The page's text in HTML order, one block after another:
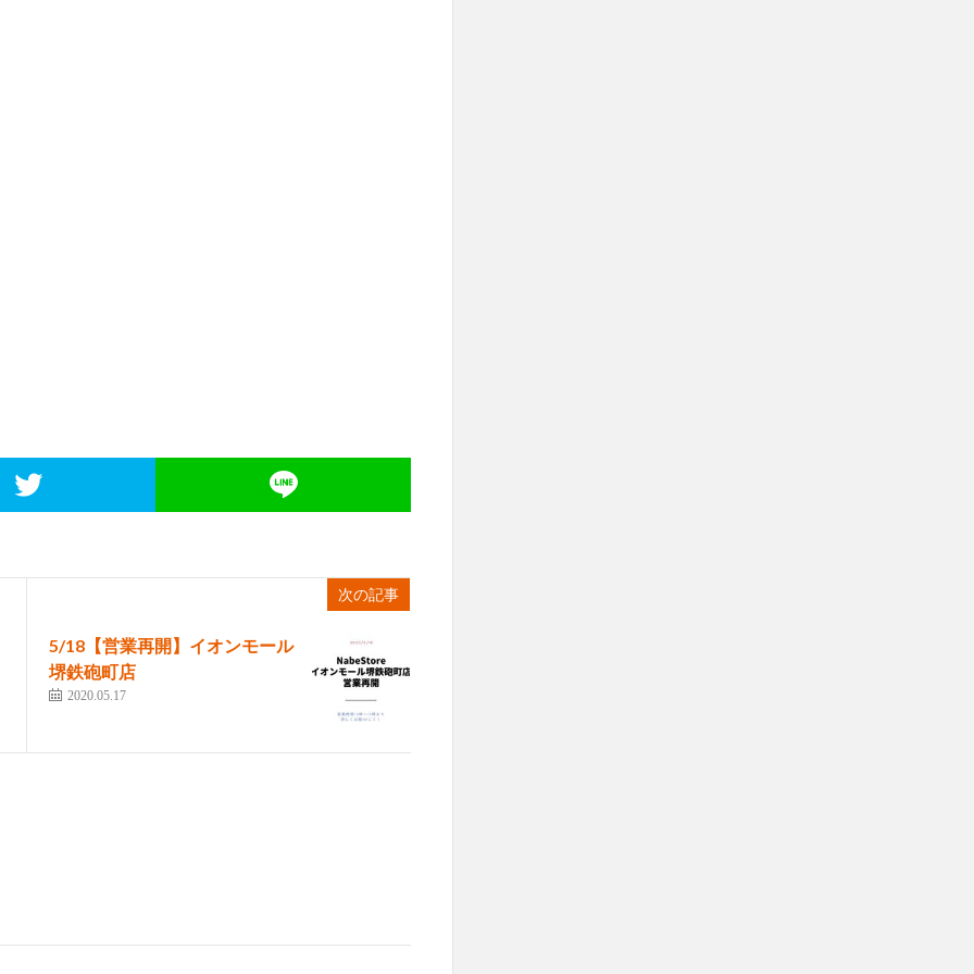
次の記事
5/18【営業再開】イオンモール
堺鉄砲町店
2020.05.17